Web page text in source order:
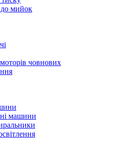
мийок
човнових
машини